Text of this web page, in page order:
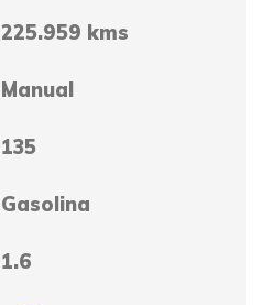
225.959 kms
Manual
135
Gasolina
1.6